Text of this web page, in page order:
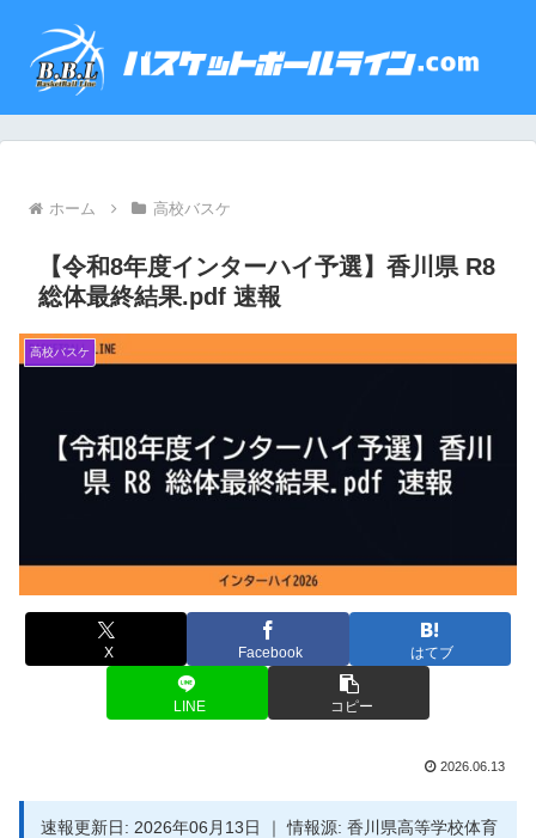
ホーム 高校バスケ
【令和8年度インターハイ予選】香川県 R8
総体最終結果.pdf 速報
高校バスケ
X Facebook はてブ
LINE コピー
2026.06.13
速報更新日: 2026年06月13日 ｜ 情報源: 香川県高等学校体育